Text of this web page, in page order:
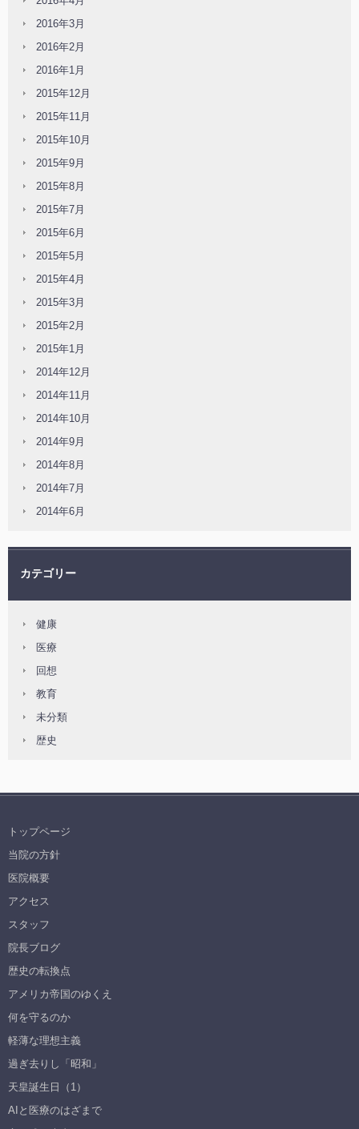
2016年3月
2016年2月
2016年1月
2015年12月
2015年11月
2015年10月
2015年9月
2015年8月
2015年7月
2015年6月
2015年5月
2015年4月
2015年3月
2015年2月
2015年1月
2014年12月
2014年11月
2014年10月
2014年9月
2014年8月
2014年7月
2014年6月
カテゴリー
健康
医療
回想
教育
未分類
歴史
トップページ
当院の方針
医院概要
アクセス
スタッフ
院長ブログ
歴史の転換点
アメリカ帝国のゆくえ
何を守るのか
軽薄な理想主義
過ぎ去りし「昭和」
天皇誕生日（1）
AIと医療のはざまで